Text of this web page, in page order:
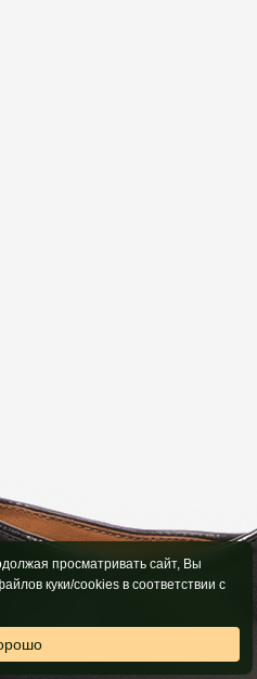
просматривать сайт, Вы
куки/cookies в соответствии с